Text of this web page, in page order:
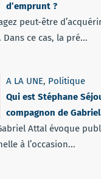
d’emprunt ?
peut-être
ce cas, la pré...
A LA UNE, Politique
Qui est Stéphane
compagnon de
Attal évoque
à l’occasion...